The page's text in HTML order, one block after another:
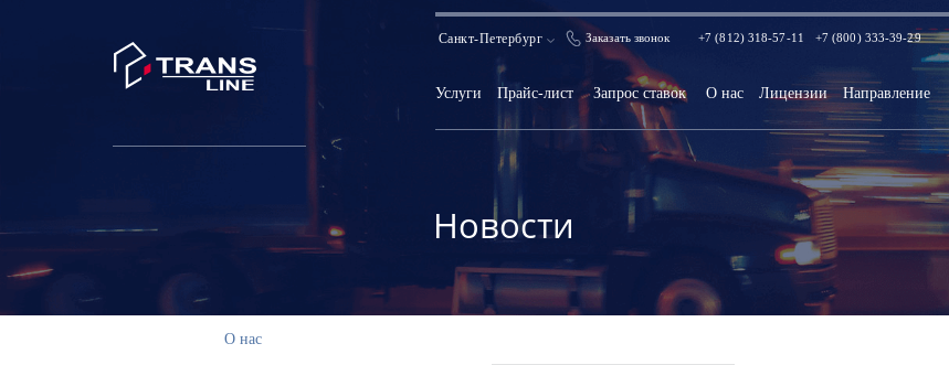
Санкт-Петербург Заказать звонок +7 (812) 318-57-11 +7 (800) 333-39-29
Услуги Прайс-лист Запрос ставок О нас Лицензии Направление
Новости
О нас